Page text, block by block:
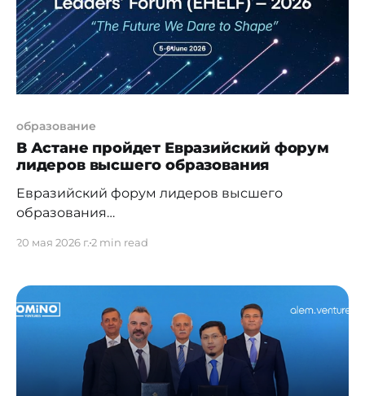
образование
В Астане пройдет Евразийский форум
лидеров высшего образования
Евразийский форум лидеров высшего
образования
LF -2026) — после перерыва возобновляет свою
мероприятий в сфере высшего образования
пройдет 5–6 июня 2026 года. Организатором
форума выступает Высшая школа образования
Nazarbayev University — ведущее
педагогическое учреждение региона,
занимающее 176–200-е место в
20 мая 2026 г.2 min read